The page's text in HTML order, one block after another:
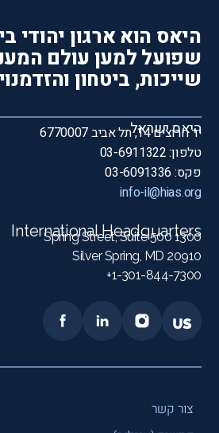
היאס הוא ארגון יהודי
שפועל למען עולם
שייכות, ביטחון
היאס ישראל
יד חרוצים 14, תל אביב 6770007
טלפון: 03-6911322
פקס: 03-6091336
info-il@hias.org
International Headquarters
1300 Spring Street, Suite 500
Silver Spring, MD 20910
1-301-844-7300+
צור קשר